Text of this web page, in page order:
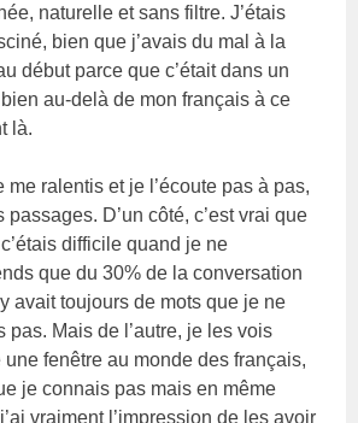
naturelle et sans filtre. J’étais
bien que j’avais du mal à la
début parce que c’était dans un
au-delà de mon français à ce
là.
me ralentis et je l’écoute pas à pas,
passages. D’un côté, c’est vrai que
difficile quand je ne
que du 30% de la conversation
y avait toujours de mots que je ne
pas. Mais de l’autre, je les vois
une fenêtre au monde des français,
je connais pas mais en même
vraiment l’impression de les avoir